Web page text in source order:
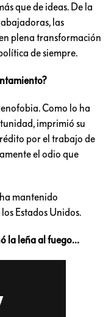
que de ideas. De la
las
plena transformación
de siempre.
Como lo ha
imprimió su
por el trabajo de
el odio que
mantenido
Estados Unidos.
la leña al fuego…